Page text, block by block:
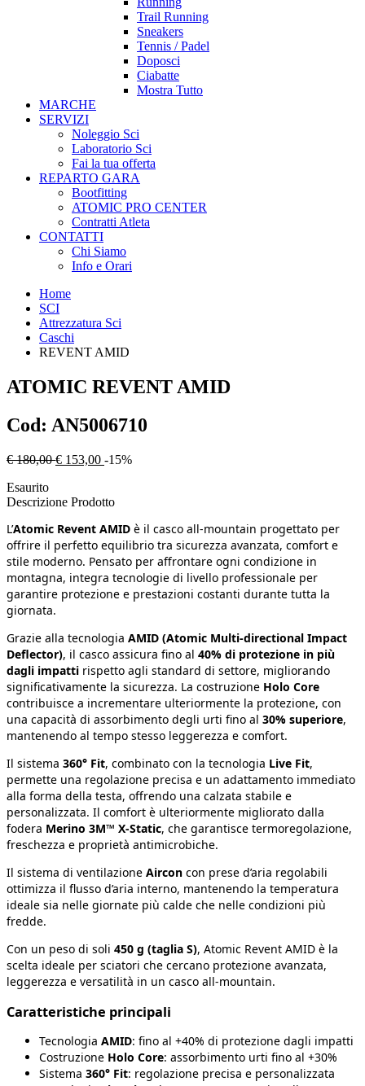
Trail Running
Sneakers
Tennis / Padel
Doposci
Ciabatte
Mostra Tutto
MARCHE
SERVIZI
Noleggio Sci
Laboratorio Sci
Fai la tua offerta
REPARTO GARA
Bootfitting
ATOMIC PRO CENTER
Contratti Atleta
CONTATTI
Chi Siamo
Info e Orari
Home
SCI
Attrezzatura Sci
Caschi
REVENT AMID
ATOMIC REVENT AMID
Cod: AN5006710
€ 180,00 € 153,00 -15%
Esaurito
Descrizione Prodotto
L’Atomic Revent AMID è il casco all-mountain progettato per
offrire il perfetto equilibrio tra sicurezza avanzata, comfort e
stile moderno. Pensato per affrontare ogni condizione in
montagna, integra tecnologie di livello professionale per
garantire protezione e prestazioni costanti durante tutta la
giornata.
Grazie alla tecnologia AMID (Atomic Multi-directional Impact
Deflector), il casco assicura fino al 40% di protezione in più
dagli impatti rispetto agli standard di settore, migliorando
significativamente la sicurezza. La costruzione Holo Core
contribuisce a incrementare ulteriormente la protezione, con
una capacità di assorbimento degli urti fino al 30% superiore,
mantenendo al tempo stesso leggerezza e comfort.
Il sistema 360° Fit, combinato con la tecnologia Live Fit,
permette una regolazione precisa e un adattamento immediato
alla forma della testa, offrendo una calzata stabile e
personalizzata. Il comfort è ulteriormente migliorato dalla
fodera Merino 3M™ X-Static, che garantisce termoregolazione,
freschezza e proprietà antimicrobiche.
Il sistema di ventilazione Aircon con prese d’aria regolabili
ottimizza il flusso d’aria interno, mantenendo la temperatura
ideale sia nelle giornate più calde che nelle condizioni più
fredde.
Con un peso di soli 450 g (taglia S), Atomic Revent AMID è la
scelta ideale per sciatori che cercano protezione avanzata,
leggerezza e versatilità in un casco all-mountain.
Caratteristiche principali
Tecnologia AMID: fino al +40% di protezione dagli impatti
Costruzione Holo Core: assorbimento urti fino al +30%
Sistema 360° Fit: regolazione precisa e personalizzata